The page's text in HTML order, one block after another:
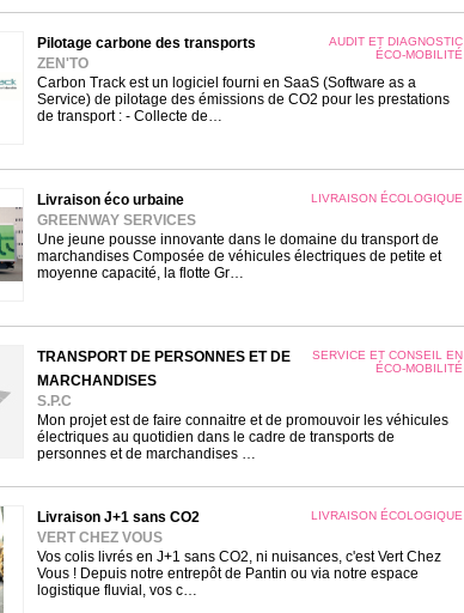
AUDIT ET DIAGNOSTIC
ÉCO-MOBILITÉ
Pilotage carbone des transports
ZEN'TO
Carbon Track est un logiciel fourni en SaaS (Software as a
Service) de pilotage des émissions de CO2 pour les prestations
de transport : - Collecte de…
LIVRAISON ÉCOLOGIQUE
Livraison éco urbaine
GREENWAY SERVICES
Une jeune pousse innovante dans le domaine du transport de
marchandises Composée de véhicules électriques de petite et
moyenne capacité, la flotte Gr…
SERVICE ET CONSEIL EN
ÉCO-MOBILITÉ
TRANSPORT DE PERSONNES ET DE
MARCHANDISES
S.P.C
Mon projet est de faire connaitre et de promouvoir les véhicules
électriques au quotidien dans le cadre de transports de
personnes et de marchandises …
LIVRAISON ÉCOLOGIQUE
Livraison J+1 sans CO2
VERT CHEZ VOUS
Vos colis livrés en J+1 sans CO2, ni nuisances, c'est Vert Chez
Vous ! Depuis notre entrepôt de Pantin ou via notre espace
logistique fluvial, vos c…